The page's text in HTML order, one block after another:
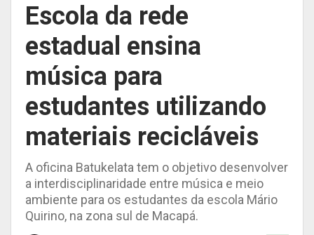
Escola da rede
estadual ensina
música para
estudantes utilizando
materiais recicláveis
A oficina Batukelata tem o objetivo desenvolver
a interdisciplinaridade entre música e meio
ambiente para os estudantes da escola Mário
Quirino, na zona sul de Macapá.